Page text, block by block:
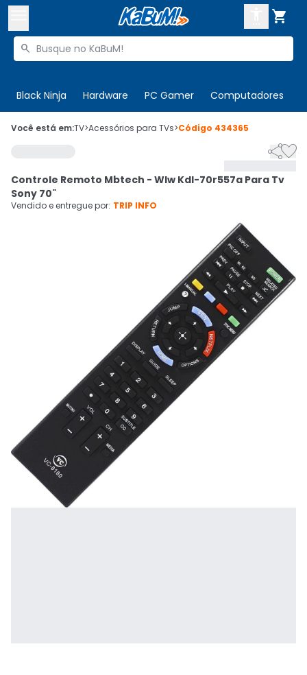

Buscar produtos

Black Ninja Hardware PC Gamer Computadores
 Olá. Acesse sua conta
Cupons
CADASTRE-SE
Você está em:TV>Acessórios para TVs>Código 434365

Controle Remoto Mbtech - Wlw Kdl-70r557a Para Tv
Sony 70¨
Vendido e entregue por: TRIP INFO